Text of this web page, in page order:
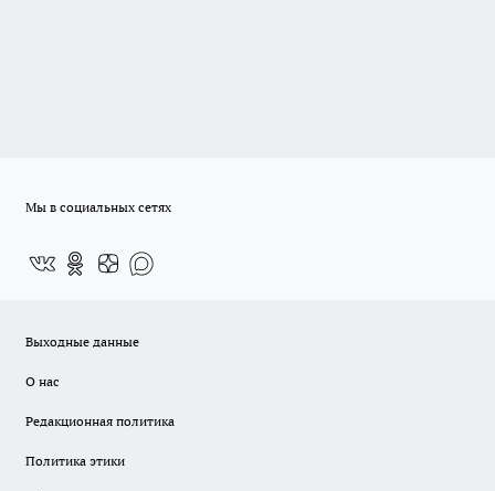
Мы в социальных сетях
Выходные данные
О нас
Редакционная политика
Политика этики